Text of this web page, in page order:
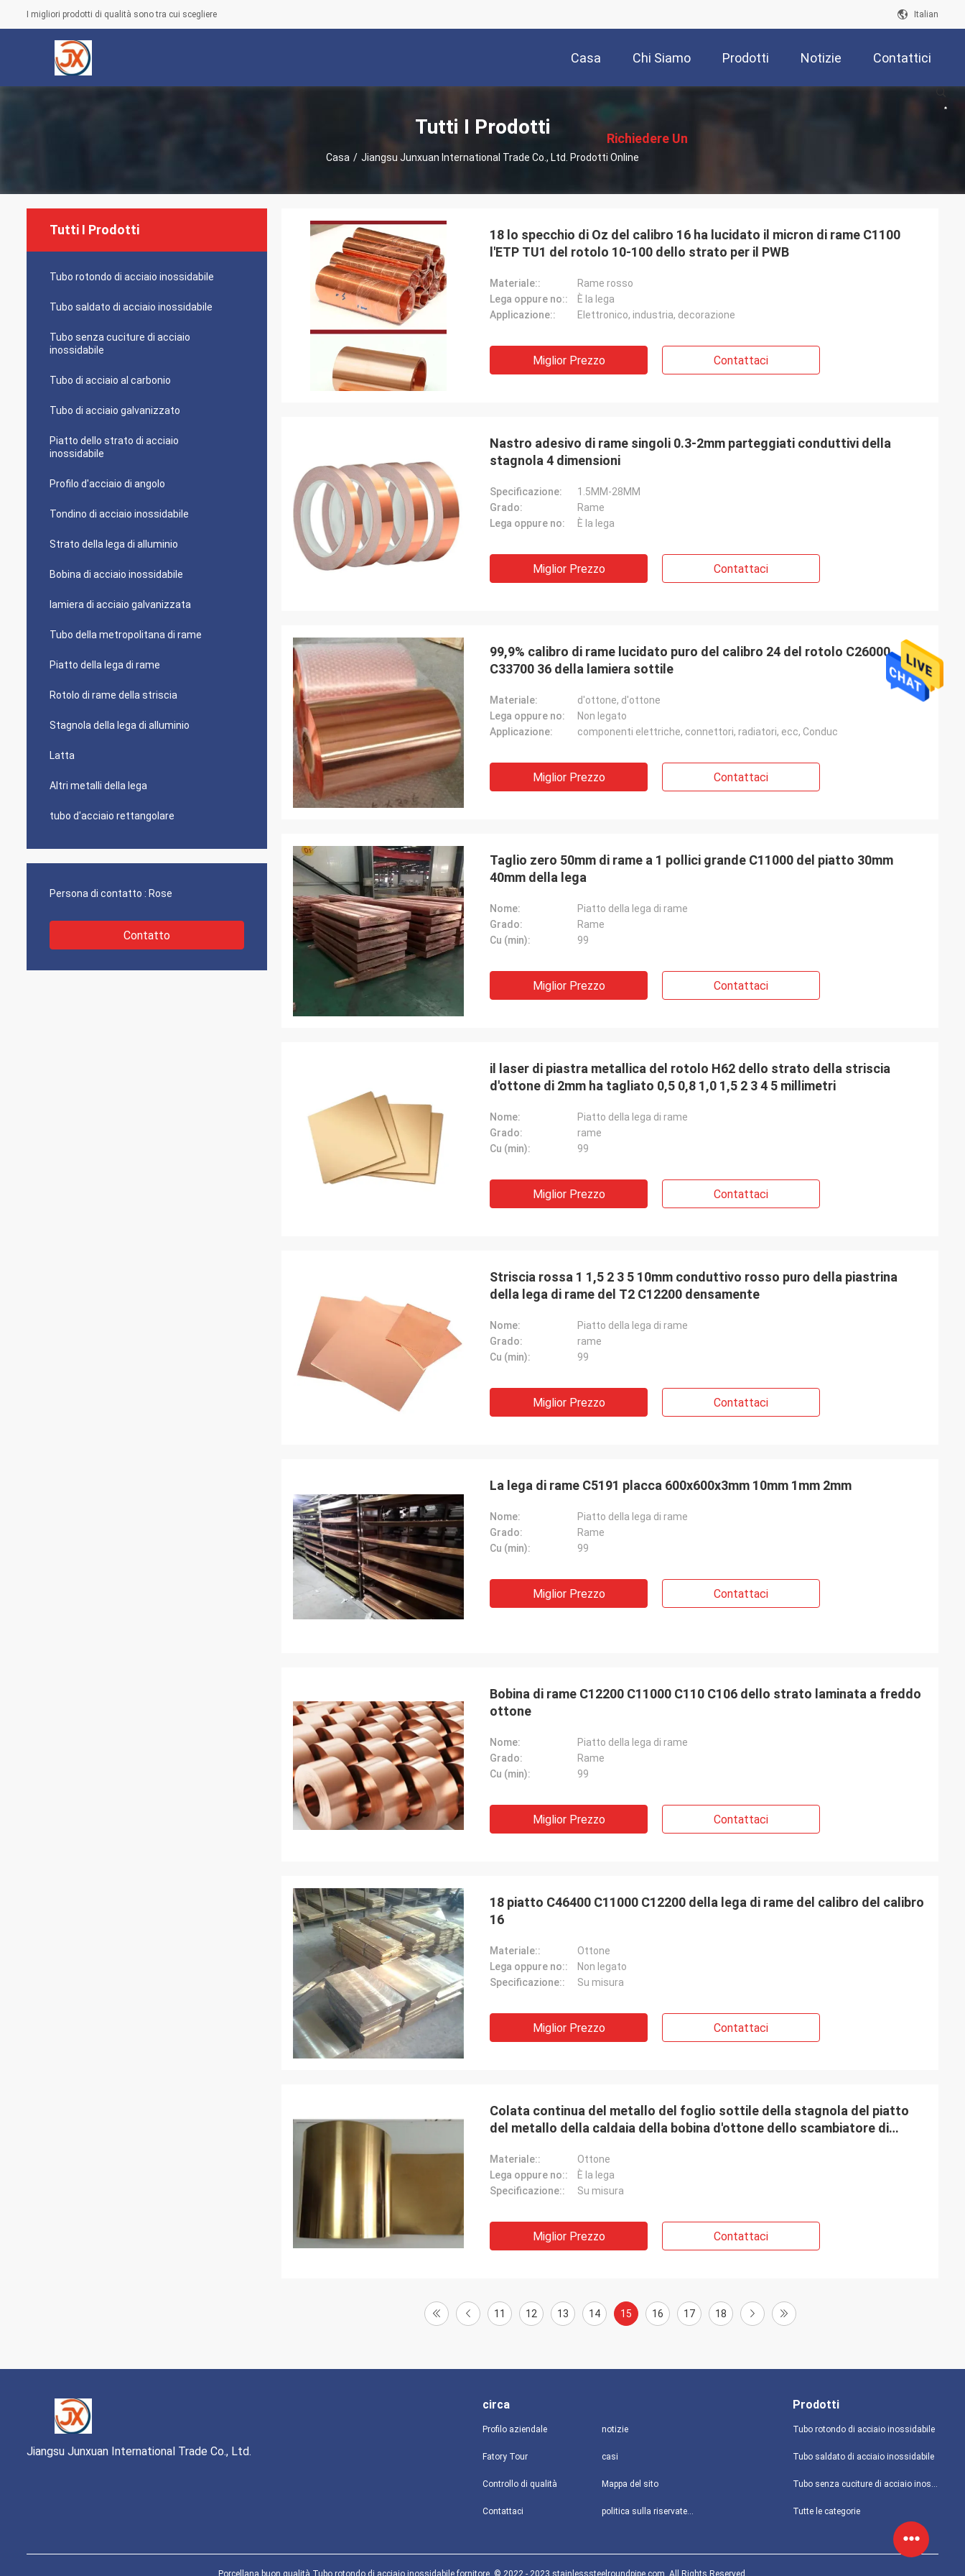
I migliori prodotti di qualità sono tra cui scegliere Italian
Casa Chi Siamo Prodotti Notizie Contattici
Richiedere Un
Preventivo
Tutti I Prodotti
Casa / Jiangsu Junxuan International Trade Co., Ltd. Prodotti Online
Tutti I Prodotti
Tubo rotondo di acciaio inossidabile
Tubo saldato di acciaio inossidabile
Tubo senza cuciture di acciaio
inossidabile
Tubo di acciaio al carbonio
Tubo di acciaio galvanizzato
Piatto dello strato di acciaio
inossidabile
Profilo d'acciaio di angolo
Tondino di acciaio inossidabile
Strato della lega di alluminio
Bobina di acciaio inossidabile
lamiera di acciaio galvanizzata
Tubo della metropolitana di rame
Piatto della lega di rame
Rotolo di rame della striscia
Stagnola della lega di alluminio
Latta
Altri metalli della lega
tubo d'acciaio rettangolare
Persona di contatto : Rose
Contatto
18 lo specchio di Oz del calibro 16 ha lucidato il micron di rame C1100
l'ETP TU1 del rotolo 10-100 dello strato per il PWB
Materiale::
Rame rosso
Lega oppure no::
È la lega
Applicazione::
Elettronico, industria, decorazione
Miglior Prezzo Contattaci
Nastro adesivo di rame singoli 0.3-2mm parteggiati conduttivi della
stagnola 4 dimensioni
Specificazione:
1.5MM-28MM
Grado:
Rame
Lega oppure no:
È la lega
Miglior Prezzo Contattaci
99,9% calibro di rame lucidato puro del calibro 24 del rotolo C26000
C33700 36 della lamiera sottile
Materiale:
d'ottone, d'ottone
Lega oppure no:
Non legato
Applicazione:
componenti elettriche, connettori, radiatori, ecc, Conduc
Miglior Prezzo Contattaci
Taglio zero 50mm di rame a 1 pollici grande C11000 del piatto 30mm
40mm della lega
Nome:
Piatto della lega di rame
Grado:
Rame
Cu (min):
99
Miglior Prezzo Contattaci
il laser di piastra metallica del rotolo H62 dello strato della striscia
d'ottone di 2mm ha tagliato 0,5 0,8 1,0 1,5 2 3 4 5 millimetri
Nome:
Piatto della lega di rame
Grado:
rame
Cu (min):
99
Miglior Prezzo Contattaci
Striscia rossa 1 1,5 2 3 5 10mm conduttivo rosso puro della piastrina
della lega di rame del T2 C12200 densamente
Nome:
Piatto della lega di rame
Grado:
rame
Cu (min):
99
Miglior Prezzo Contattaci
La lega di rame C5191 placca 600x600x3mm 10mm 1mm 2mm
Nome:
Piatto della lega di rame
Grado:
Rame
Cu (min):
99
Miglior Prezzo Contattaci
Bobina di rame C12200 C11000 C110 C106 dello strato laminata a freddo
ottone
Nome:
Piatto della lega di rame
Grado:
Rame
Cu (min):
99
Miglior Prezzo Contattaci
18 piatto C46400 C11000 C12200 della lega di rame del calibro del calibro
16
Materiale::
Ottone
Lega oppure no::
Non legato
Specificazione::
Su misura
Miglior Prezzo Contattaci
Colata continua del metallo del foglio sottile della stagnola del piatto
del metallo della caldaia della bobina d'ottone dello scambiatore di
Materiale::
Ottone
Lega oppure no::
È la lega
Specificazione::
Su misura
Miglior Prezzo Contattaci
11 12 13 14 15 16 17 18
Jiangsu Junxuan International Trade Co., Ltd.
circa
Profilo aziendale
Fatory Tour
Controllo di qualità
Contattaci
notizie
casi
Mappa del sito
politica sulla riservatezza
Prodotti
Tubo rotondo di acciaio inossidabile
Tubo saldato di acciaio inossidabile
Tubo senza cuciture di acciaio inossidabile
Tutte le categorie
Porcellana buon qualità Tubo rotondo di acciaio inossidabile fornitore. © 2022 - 2023 stainlesssteelroundpipe.com. All Rights Reserved.